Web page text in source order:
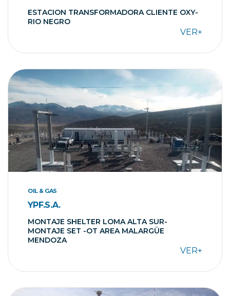
ESTACION TRANSFORMADORA CLIENTE OXY-
RIO NEGRO
VER+
OIL & GAS
YPF.S.A.
MONTAJE SHELTER LOMA ALTA SUR-
MONTAJE SET -OT AREA MALARGÜE
MENDOZA
VER+